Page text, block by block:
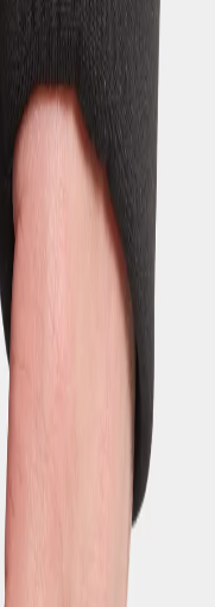
- 10%
stimmst du Didriksons’